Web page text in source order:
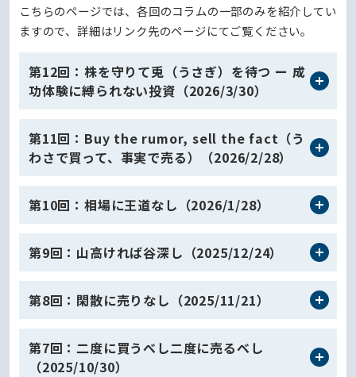
こちらのページでは、各回のコラムの一部のみを紹介してい
ますので、詳細はリンク先のページにてご覧ください。
第12回：株を守りて兎（うさぎ）を待つ ー 成
功体験に縛られない投資（2026/3/30）
第11回：Buy the rumor, sell the fact（う
わさで買って、事実で売る）（2026/2/28）
第10回：相場に王道なし（2026/1/28）
第9回：山高ければ谷深し（2025/12/24）
第8回：閑散に売りなし（2025/11/21）
第7回：二度に買うべし二度に売るべし
（2025/10/30）